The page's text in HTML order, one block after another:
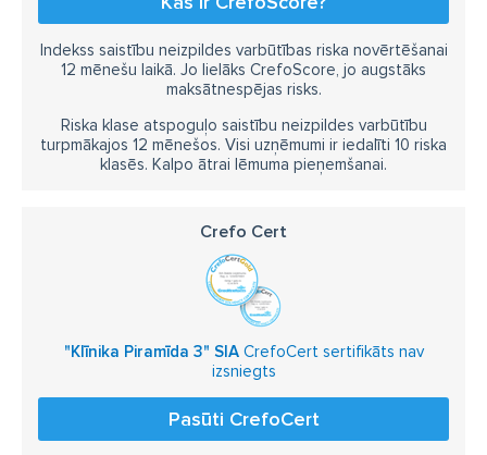
Indekss saistību neizpildes varbūtības riska novērtēšanai
12 mēnešu laikā. Jo lielāks CrefoScore, jo augstāks
maksātnespējas risks.
Riska klase atspoguļo saistību neizpildes varbūtību
turpmākajos 12 mēnešos. Visi uzņēmumi ir iedalīti 10 riska
klasēs. Kalpo ātrai lēmuma pieņemšanai.
Crefo Cert
"Klīnika Piramīda 3" SIACrefoCert sertifikāts nav
izsniegts
Pasūti CrefoCert